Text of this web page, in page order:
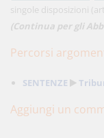
singole disposizioni
(Continua per gli
Percorsi
SENTENZE
Aggiungi un